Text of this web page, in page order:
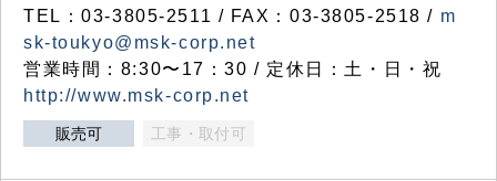
TEL：03-3805-2511 / FAX：03-3805-2518 / m
sk-toukyo@msk-corp.net
営業時間：8:30〜17：30 / 定休日：土・日・祝
http://www.msk-corp.net
販売可 工事・取付可